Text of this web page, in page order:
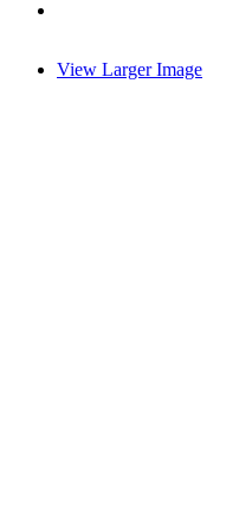
View Larger Image